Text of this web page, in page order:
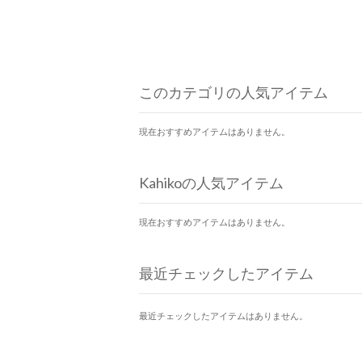
このカテゴリの人気アイテム
現在おすすめアイテムはありません。
Kahikoの人気アイテム
現在おすすめアイテムはありません。
最近チェックしたアイテム
最近チェックしたアイテムはありません。